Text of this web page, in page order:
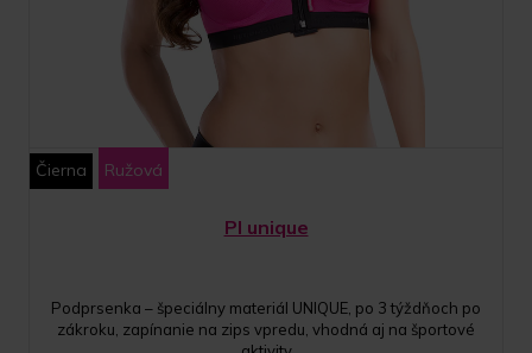
Čierna Ružová
PI unique
Podprsenka – špeciálny materiál UNIQUE, po 3 týždňoch po
zákroku, zapínanie na zips vpredu, vhodná aj na športové